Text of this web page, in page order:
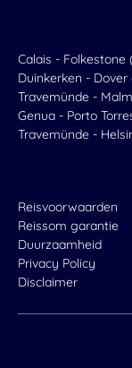
Calais - Folkestone
Duinkerken - Dover
Travemünde -
Genua - Porto
Travemünde -
Reisvoorwaarden
Reissom garantie
Duurzaamheid
Privacy Policy
Disclaimer